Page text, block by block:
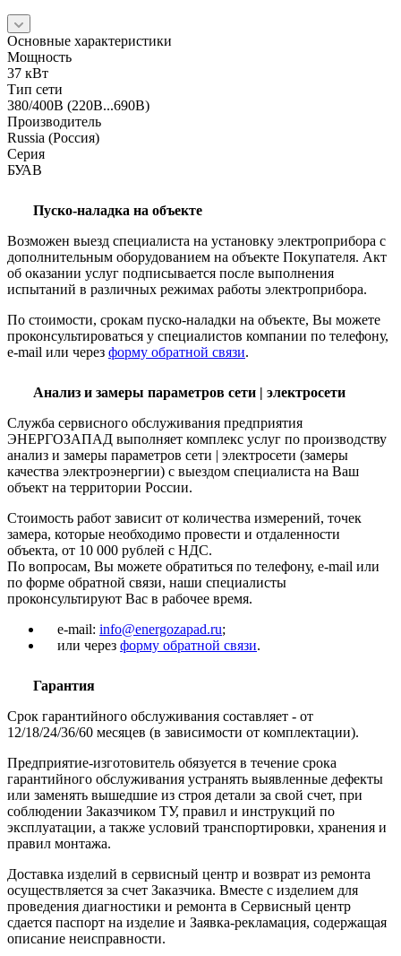
Основные характеристики
Мощность
37 кВт
Тип сети
380/400В (220В...690В)
Производитель
Russia (Россия)
Серия
БУАВ
Пуско-наладка на объекте
Возможен выезд специалиста на установку электроприбора с
дополнительным оборудованием на объекте Покупателя. Акт
об оказании услуг подписывается после выполнения
испытаний в различных режимах работы электроприбора.
По стоимости, срокам пуско-наладки на объекте, Вы можете
проконсультироваться у специалистов компании по телефону,
e-mail или через форму обратной связи.
Анализ и замеры параметров сети | электросети
Служба сервисного обслуживания предприятия
ЭНЕРГОЗАПАД выполняет комплекс услуг по производству
анализ и замеры параметров сети | электросети (замеры
качества электроэнергии) с выездом специалиста на Ваш
объект на территории России.
Стоимость работ зависит от количества измерений, точек
замера, которые необходимо провести и отдаленности
объекта, от 10 000 рублей с НДС.
По вопросам, Вы можете обратиться по телефону, e-mail или
по форме обратной связи, наши специалисты
проконсультируют Вас в рабочее время.
e-mail: info@energozapad.ru;
или через форму обратной связи.
Гарантия
Срок гарантийного обслуживания составляет - от
12/18/24/36/60 месяцев (в зависимости от комплектации).
Предприятие-изготовитель обязуется в течение срока
гарантийного обслуживания устранять выявленные дефекты
или заменять вышедшие из строя детали за свой счет, при
соблюдении Заказчиком ТУ, правил и инструкций по
эксплуатации, а также условий транспортировки, хранения и
правил монтажа.
Доставка изделий в сервисный центр и возврат из ремонта
осуществляется за счет Заказчика. Вместе с изделием для
проведения диагностики и ремонта в Сервисный центр
сдается паспорт на изделие и Заявка-рекламация, содержащая
описание неисправности.